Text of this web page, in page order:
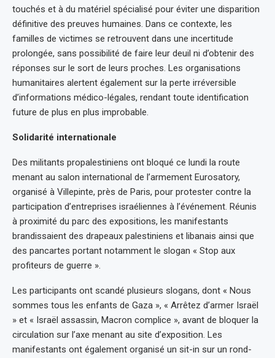
touchés et à du matériel spécialisé pour éviter une disparition
définitive des preuves humaines. Dans ce contexte, les
familles de victimes se retrouvent dans une incertitude
prolongée, sans possibilité de faire leur deuil ni d’obtenir des
réponses sur le sort de leurs proches. Les organisations
humanitaires alertent également sur la perte irréversible
d’informations médico-légales, rendant toute identification
future de plus en plus improbable.
Solidarité internationale
Des militants propalestiniens ont bloqué ce lundi la route
menant au salon international de l’armement Eurosatory,
organisé à Villepinte, près de Paris, pour protester contre la
participation d’entreprises israéliennes à l’événement. Réunis
à proximité du parc des expositions, les manifestants
brandissaient des drapeaux palestiniens et libanais ainsi que
des pancartes portant notamment le slogan « Stop aux
profiteurs de guerre ».
Les participants ont scandé plusieurs slogans, dont « Nous
sommes tous les enfants de Gaza », « Arrêtez d’armer Israël
» et « Israël assassin, Macron complice », avant de bloquer la
circulation sur l’axe menant au site d’exposition. Les
manifestants ont également organisé un sit-in sur un rond-